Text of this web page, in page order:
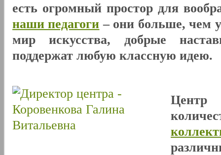
есть огромный простор для
наши педагоги – они больше, чем
мир искусства, добрые
поддержат любую классную идею.